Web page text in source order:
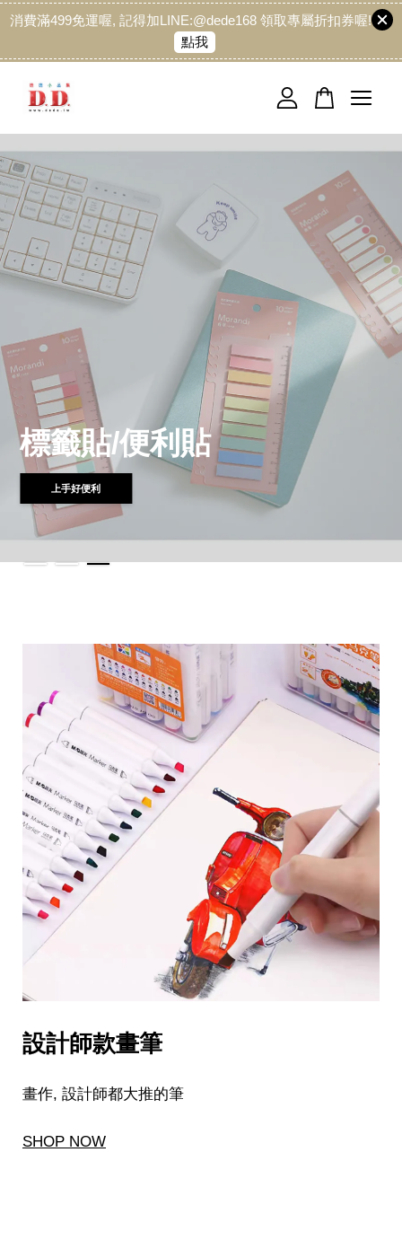
消費滿499免運喔, 記得加LINE:@dede168 領取專屬折扣券喔!
點我
紙膠帶系列
SHOP NOW
設計師款畫筆
畫作, 設計師都大推的筆
SHOP NOW
您的購物車目前還是空的。